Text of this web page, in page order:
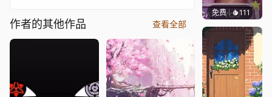
作者的其他作品 查看全部
免费 111